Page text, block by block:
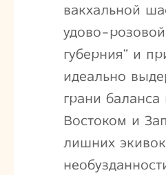
вакхальной
удово-розовой
губерния“ и
идеально
грани
Востоком и
лишних